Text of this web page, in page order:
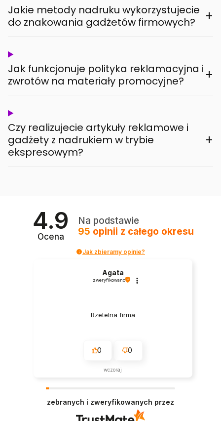
Jakie metody nadruku wykorzystujecie
do znakowania gadżetów firmowych?
+
Jak funkcjonuje polityka reklamacyjna i
zwrotów na materiały promocyjne?
+
Czy realizujecie artykuły reklamowe i
gadżety z nadrukiem w trybie
ekspresowym?
+
4.9
Ocena
Na podstawie
95 opinii z całego okresu
Jak zbieramy opinie?
Agata
zweryfikowano
Rzetelna firma
0 0
wczoraj
zebranych i zweryfikowanych przez